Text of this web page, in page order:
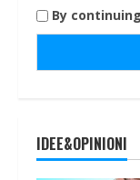
By
IDEE&OPINIONI